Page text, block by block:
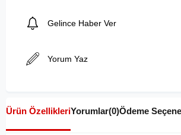
Gelince Haber Ver
Yorum Yaz
Ürün ÖzellikleriYorumlar(0)Ödeme